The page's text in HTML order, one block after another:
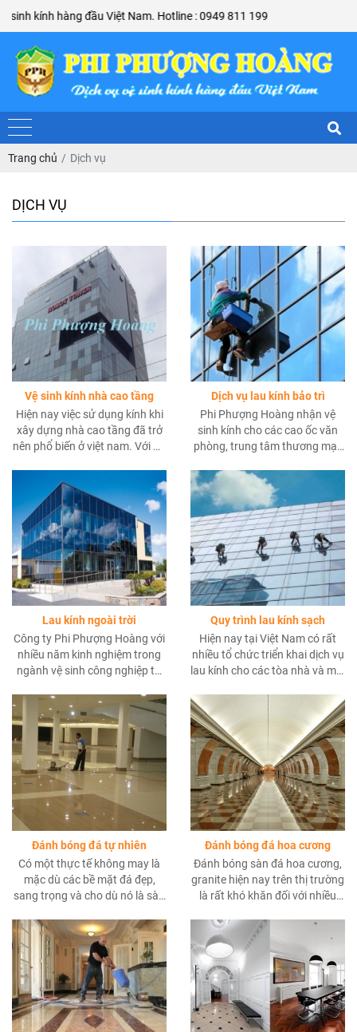
kính hàng đầu Việt Nam. Hotline : 0949 811 199
Trang chủ Dịch vụ
DỊCH VỤ
Vệ sinh kính nhà cao tầng
Hiện nay việc sử dụng kính khi
xây dựng nhà cao tầng đã trở
nên phổ biến ở việt nam. Với ưu
đại, thẩm mĩ vừa giảm thiểu
tiêu thụ điện năng khi lấy được
ánh sáng tự nhiên.
Dịch vụ lau kính bảo trì
Phi Phượng Hoàng nhận vệ
sinh kính cho các cao ốc văn
phòng, trung tâm thương mại,
căn hộ,…
Lau kính ngoài trời
Công ty Phi Phượng Hoàng với
nhiều năm kinh nghiệm trong
ngành vệ sinh công nghiệp tự
“Lau kính ngoài trời”tốt nhất có
thể cho khách hàng với giá cả
ưu đãi hợp lý,đảm bảo chất
lượng và an toàn trong thi
công bảo trì các toà
Quy trình lau kính sạch
Hiện nay tại Việt Nam có rất
nhiều tổ chức triển khai dịch vụ
lau kính cho các tòa nhà và mỗi
những kỹ thuật lau kính hiệu
Đánh bóng đá tự nhiên
Có một thực tế không may là
mặc dù các bề mặt đá đẹp,
sang trọng và cho dù nó là sàn
bàn của bạn, sẽ bắt đầu có dấu
hiệu hao mòn và hư hỏng theo
thời gian.
Đánh bóng đá hoa cương
Đánh bóng sàn đá hoa cương,
granite hiện nay trên thị trường
là rất khó khăn đối với nhiều